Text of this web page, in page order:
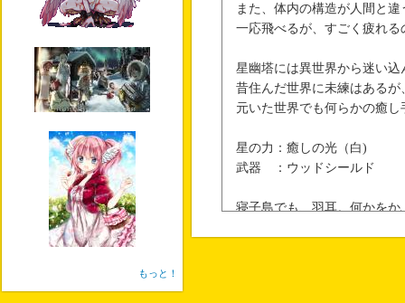
また、体内の構造が人間と
一応飛べるが、すごく疲れ
星幽塔には異世界から迷い込
昔住んだ世界に未練はある
元いた世界でも何らかの癒
星の力：癒しの光（白)
武器 ：ウッドシールド
寝子島でも、羽耳。何かを
もっと！